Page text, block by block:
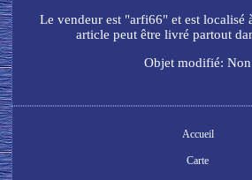
Le vendeur est "arfi66" et est localisé
article peut être livré partout
Objet modifié: Non
Accueil
Carte